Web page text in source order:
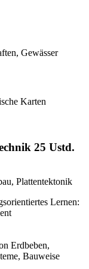
Gewässer
Karten
25 Ustd.
Plattentektonik
Lernen:
Erdbeben,
Bauweise